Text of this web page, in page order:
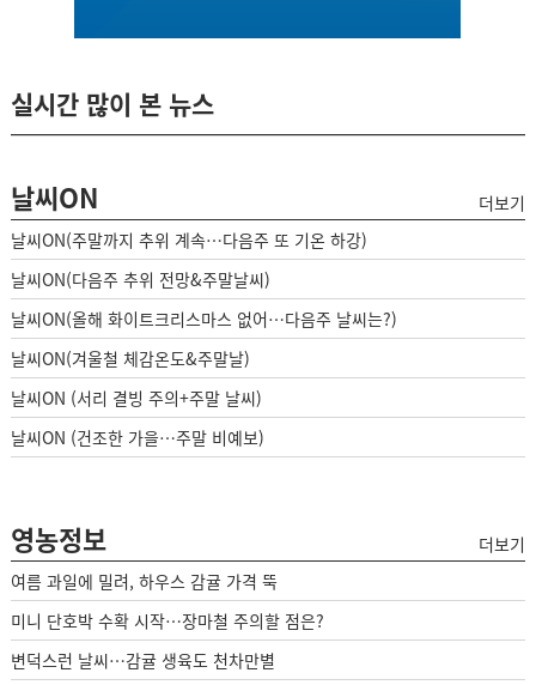
실시간 많이 본 뉴스
날씨ON
더보기
날씨ON(주말까지 추위 계속…다음주 또 기온 하강)
날씨ON(다음주 추위 전망&주말날씨)
날씨ON(올해 화이트크리스마스 없어…다음주 날씨는?)
날씨ON(겨울철 체감온도&주말날)
날씨ON (서리 결빙 주의+주말 날씨)
날씨ON (건조한 가을…주말 비예보)
영농정보
더보기
여름 과일에 밀려, 하우스 감귤 가격 뚝
미니 단호박 수확 시작…장마철 주의할 점은?
변덕스런 날씨…감귤 생육도 천차만별